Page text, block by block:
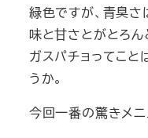
緑色ですが、青臭さ
味と甘さとがとろん
ガスパチョってこと
うか。
今回一番の驚きメニ